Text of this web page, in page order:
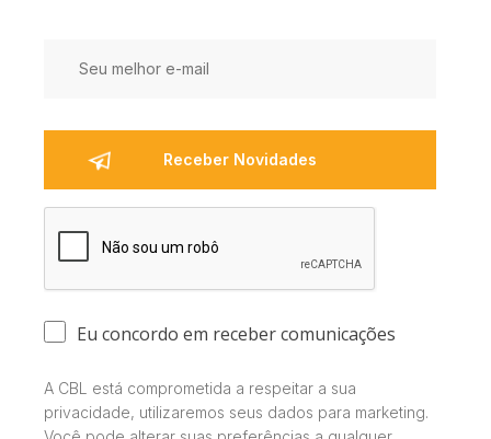
Eu concordo em receber comunicações
A CBL está comprometida a respeitar a sua
privacidade, utilizaremos seus dados para marketing.